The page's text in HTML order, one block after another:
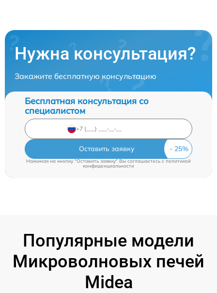
Нужна консультация?
Закажите бесплатную консультацию
Бесплатная консультация со
специалистом
Оставить заявку
Нажимая на кнопку "Оставить заявку" Вы соглашаетесь cполитикой
конфиденциальности
Популярные модели
Микроволновых печей
Midea